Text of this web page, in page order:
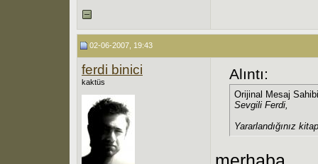
02-06-2007, 19:43
ferdi binici
kaktüs Alıntı:
Orijinal Mesaj
Sevgili Ferdi,
Yararlandığınız